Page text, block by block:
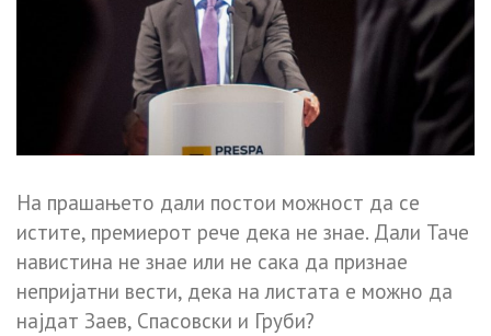
На прашањето дали постои можност да се
истите, премиерот рече дека не знае. Дали Таче
навистина не знае или не сака да признае
непријатни вести, дека на листата е можно да
најдат Заев, Спасовски и Груби?